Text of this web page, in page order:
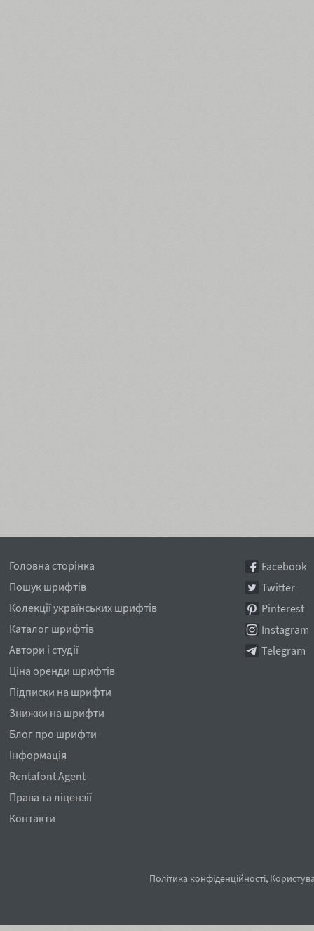
Головна сторінка
Пошук шрифтів
Колекції українських шрифтів
Каталог шрифтів
Автори і студії
Ціна оренди шрифтів
Підписки на шрифти
Знижки на шрифти
Блог про шрифти
Інформація
Rentafont Agent
Права та ліцензії
Контакти
Facebook
Twitter
Pinterest
Instagram
Telegram
Політика конфіденційності,